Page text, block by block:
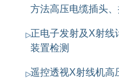
方法高压电缆插头、
正电子发射及X射线
装置检测
遥控透视X射线机高